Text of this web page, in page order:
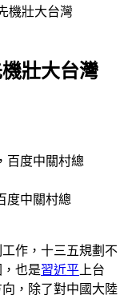
機壯大台灣
壯大台灣
度中關村總
作，十三五規劃不
也是習近平 上台
，除了對中國大陸